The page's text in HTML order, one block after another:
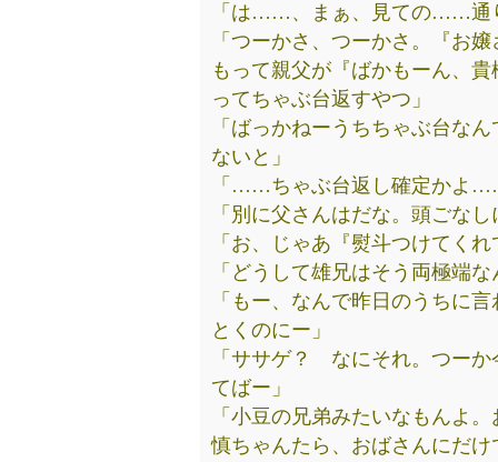
「は……、まぁ、見ての……通
「つーかさ、つーかさ。『お
もって親父が『ばかもーん、
ってちゃぶ台返すやつ」
「ばっかねーうちちゃぶ台な
ないと」
「……ちゃぶ台返し確定かよ
「別に父さんはだな。頭ごな
「お、じゃあ『熨斗つけてく
「どうして雄兄はそう両極端
「もー、なんで昨日のうちに
とくのにー」
「ササゲ？ なにそれ。つー
てばー」
「小豆の兄弟みたいなもんよ
慎ちゃんたら、おばさんにだ